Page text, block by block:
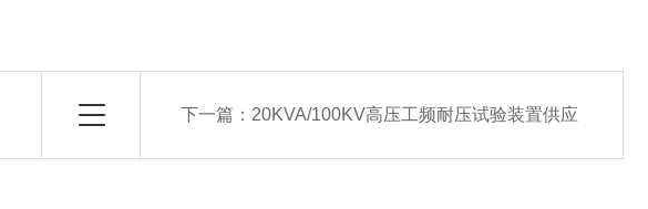
下一篇： 20KVA/100KV高压工频耐压试验装置供应